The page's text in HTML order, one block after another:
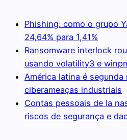
Phishing: como o grupo
24,64% para 1,41%
Ransomware interlock
usando volatility3 e
América latina é
ciberameaças industriais
Contas pessoais de Ia
riscos de segurança e